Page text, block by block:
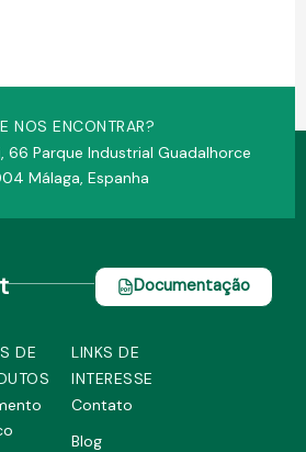
NOS ENCONTRAR?
66 Parque Industrial Guadalhorce
Málaga, Espanha
Documentação
DE
LINKS DE
INTERESSE
Contato
Blog